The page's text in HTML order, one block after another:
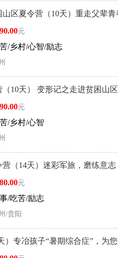
山区夏令营（10天）重走父辈
元
/乡村/心智/励志
（10天） 变形记之走进贫困山区
元
/乡村/心智
营（14天）迷彩军旅，磨练意志
元
/吃苦/励志
/贵阳
）专冶孩子“暑期综合症”，为